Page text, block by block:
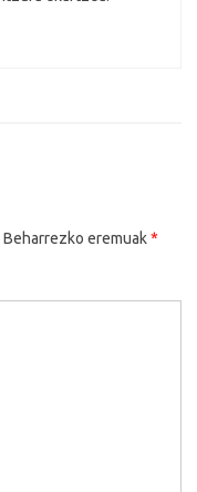
Beharrezko eremuak*